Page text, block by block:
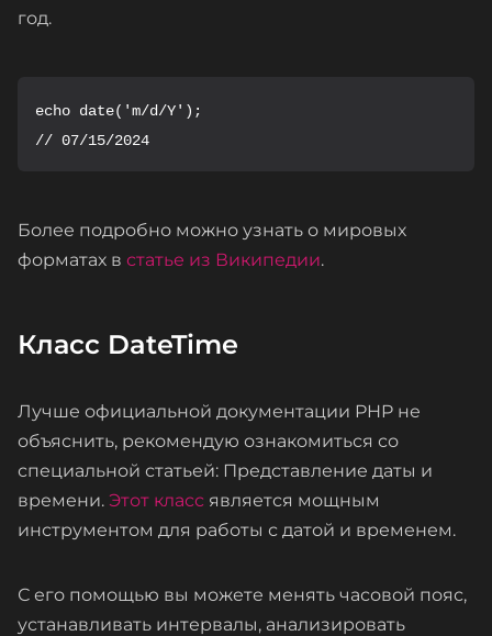
год.
echo date('m/d/Y');
// 07/15/2024
Более подробно можно узнать о мировых
форматах в статье из Википедии.
Класс DateTime
Лучше официальной документации PHP не
объяснить, рекомендую ознакомиться со
специальной статьей: Представление даты и
времени. Этот класс является мощным
инструментом для работы с датой и временем.
С его помощью вы можете менять часовой пояс,
устанавливать интервалы, анализировать